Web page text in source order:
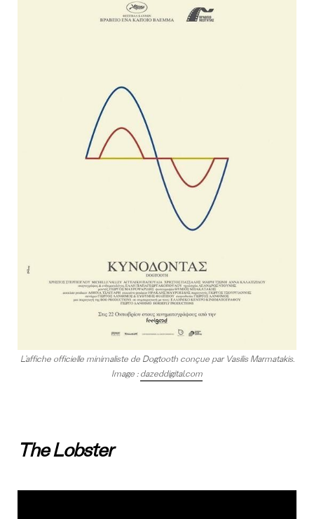
L’affiche officielle minimaliste de Dogtooth conçue par Vasilis Marmatakis.
Image : dazeddigital.com
The Lobster